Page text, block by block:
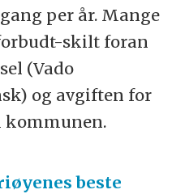
per år. Mange
skilt foran
(Vado
og avgiften for
kommunen.
beste